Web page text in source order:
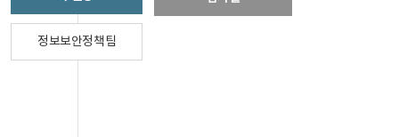
정보보안정책팀